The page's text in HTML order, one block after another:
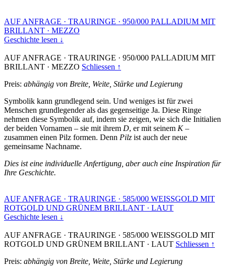
AUF ANFRAGE · TRAURINGE · 950/000 PALLADIUM MIT
BRILLANT · MEZZO
Geschichte lesen ↓
AUF ANFRAGE · TRAURINGE · 950/000 PALLADIUM MIT
BRILLANT · MEZZO Schliessen ↑
Preis: abhängig von Breite, Weite, Stärke und Legierung
Symbolik kann grundlegend sein. Und weniges ist für zwei
Menschen grundlegender als das gegenseitige Ja. Diese Ringe
nehmen diese Symbolik auf, indem sie zeigen, wie sich die Initialien
der beiden Vornamen – sie mit ihrem D, er mit seinem K–
zusammen einen Pilz formen. Denn Pilz ist auch der neue
gemeinsame Nachname.
Dies ist eine individuelle Anfertigung, aber auch eine Inspiration für
Ihre Geschichte.
AUF ANFRAGE · TRAURINGE · 585/000 WEISSGOLD MIT
ROTGOLD UND GRÜNEM BRILLANT · LAUT
Geschichte lesen ↓
AUF ANFRAGE · TRAURINGE · 585/000 WEISSGOLD MIT
ROTGOLD UND GRÜNEM BRILLANT · LAUT Schliessen ↑
Preis: abhängig von Breite, Weite, Stärke und Legierung